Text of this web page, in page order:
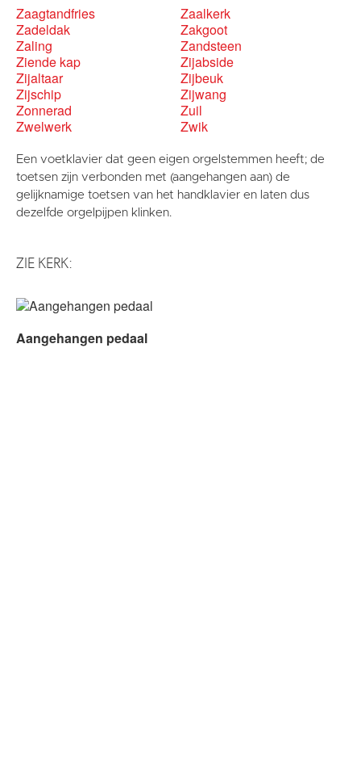
Zaagtandfries
Zaalkerk
Zadeldak
Zakgoot
Zaling
Zandsteen
Ziende kap
Zijabside
Zijaltaar
Zijbeuk
Zijschip
Zijwang
Zonnerad
Zuil
Zwelwerk
Zwik
Een voetklavier dat geen eigen orgelstemmen heeft; de
toetsen zijn verbonden met (aangehangen aan) de
gelijknamige toetsen van het handklavier en laten dus
dezelfde orgelpijpen klinken.
ZIE KERK:
Aangehangen pedaal